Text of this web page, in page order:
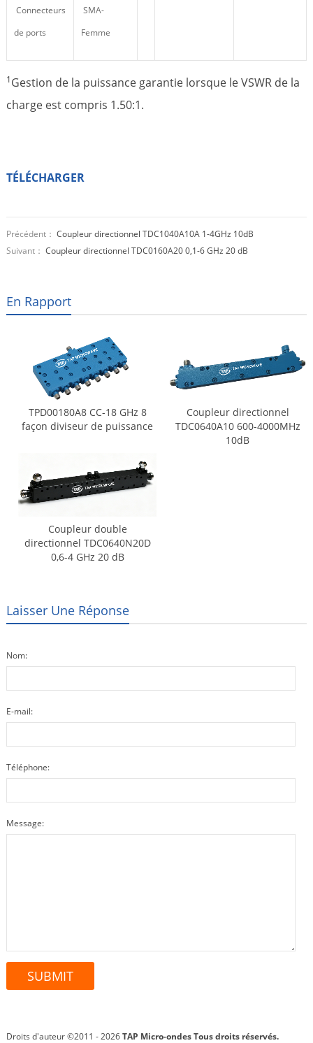
Connecteurs
de ports
SMA-
Femme
1Gestion de la puissance garantie lorsque le VSWR de la
charge est compris 1.50:1.
TÉLÉCHARGER
Précédent： Coupleur directionnel TDC1040A10A 1-4GHz 10dB
Suivant： Coupleur directionnel TDC0160A20 0,1-6 GHz 20 dB
En Rapport
TPD00180A8 CC-18 GHz 8
façon diviseur de puissance
Coupleur directionnel
TDC0640A10 600-4000MHz
10dB
Coupleur double
directionnel TDC0640N20D
0,6-4 GHz 20 dB
Laisser Une Réponse
Nom:
E-mail:
Téléphone:
Message:
Droits d'auteur ©2011 - 2026TAP Micro-ondesTous droits réservés.